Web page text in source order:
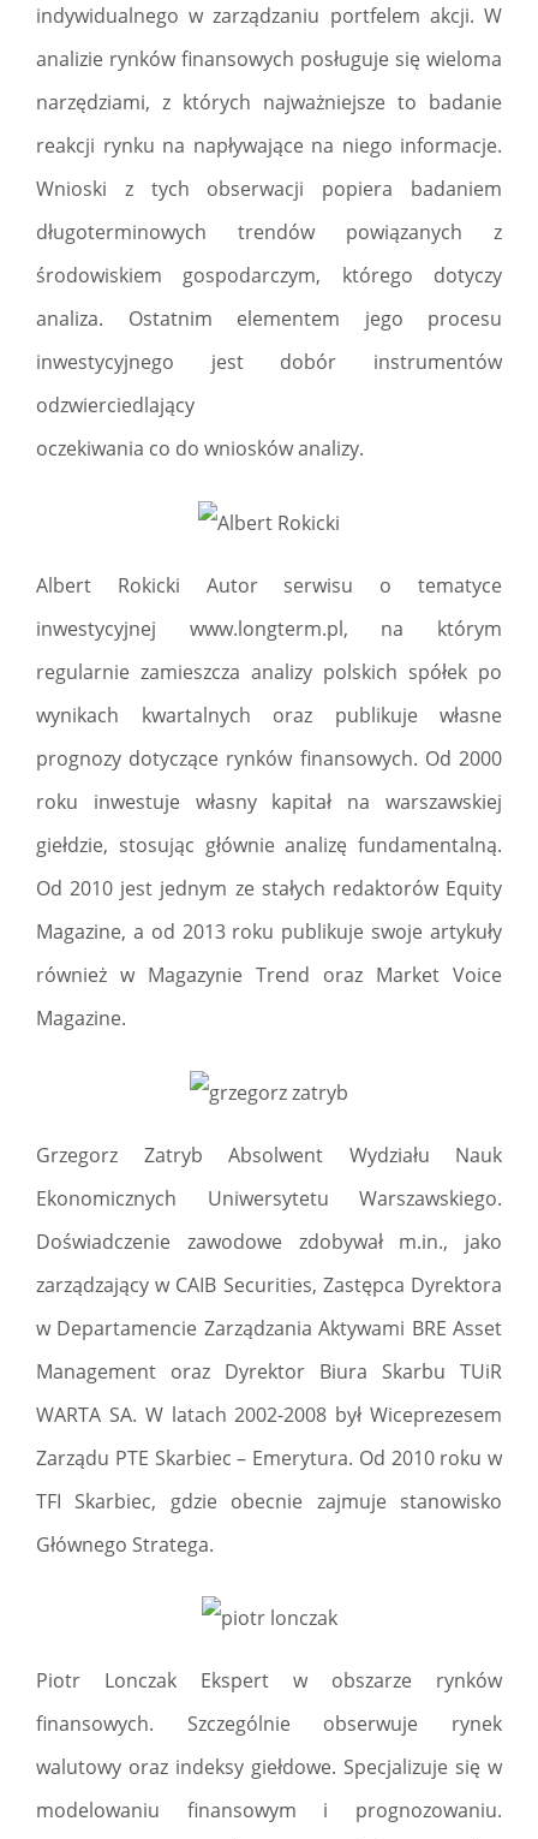
indywidualnego w zarządzaniu portfelem akcji. W
analizie rynków finansowych posługuje się wieloma
narzędziami, z których najważniejsze to badanie
reakcji rynku na napływające na niego informacje.
Wnioski z tych obserwacji popiera badaniem
długoterminowych trendów powiązanych z
środowiskiem gospodarczym, którego dotyczy
analiza. Ostatnim elementem jego procesu
inwestycyjnego jest dobór instrumentów
odzwierciedlający
oczekiwania co do wniosków analizy.
Albert Rokicki Autor serwisu o tematyce
inwestycyjnej www.longterm.pl, na którym
regularnie zamieszcza analizy polskich spółek po
wynikach kwartalnych oraz publikuje własne
prognozy dotyczące rynków finansowych. Od 2000
roku inwestuje własny kapitał na warszawskiej
giełdzie, stosując głównie analizę fundamentalną.
Od 2010 jest jednym ze stałych redaktorów Equity
Magazine, a od 2013 roku publikuje swoje artykuły
również w Magazynie Trend oraz Market Voice
Magazine.
Grzegorz Zatryb Absolwent Wydziału Nauk
Ekonomicznych Uniwersytetu Warszawskiego.
Doświadczenie zawodowe zdobywał m.in., jako
zarządzający w CAIB Securities, Zastępca Dyrektora
w Departamencie Zarządzania Aktywami BRE Asset
Management oraz Dyrektor Biura Skarbu TUiR
WARTA SA. W latach 2002-2008 był Wiceprezesem
Zarządu PTE Skarbiec – Emerytura. Od 2010 roku w
TFI Skarbiec, gdzie obecnie zajmuje stanowisko
Głównego Stratega.
Piotr Lonczak Ekspert w obszarze rynków
finansowych. Szczególnie obserwuje rynek
walutowy oraz indeksy giełdowe. Specjalizuje się w
modelowaniu finansowym i prognozowaniu.